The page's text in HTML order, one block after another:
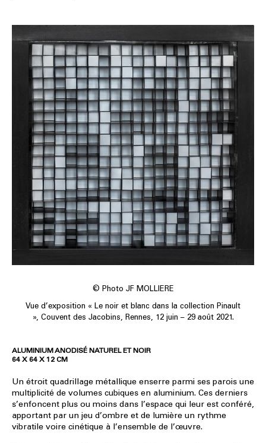
© Photo JF MOLLIERE
Vue d’exposition « Le noir et blanc dans la collection Pinault
», Couvent des Jacobins, Rennes, 12 juin – 29 août 2021.
ALUMINIUM ANODISÉ NATUREL ET NOIR
64 X 64 X 12 CM
Un étroit quadrillage métallique enserre parmi ses parois une
multiplicité de volumes cubiques en aluminium. Ces derniers
s’enfoncent plus ou moins dans l’espace qui leur est conféré,
apportant par un jeu d’ombre et de lumière un rythme
vibratile voire cinétique à l’ensemble de l’œuvre.